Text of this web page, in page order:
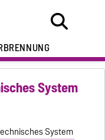
System
System